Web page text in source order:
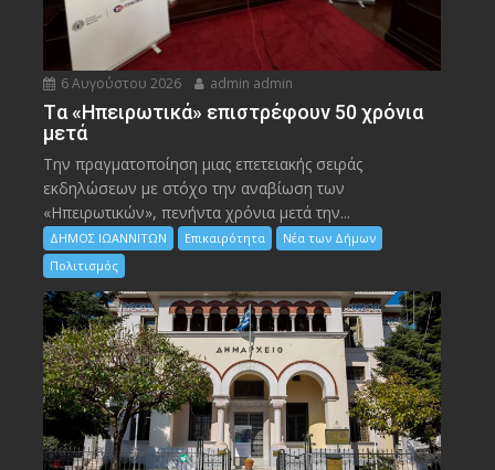
6 Αυγούστου 2026 admin admin
Tα «Ηπειρωτικά» επιστρέφουν 50 χρόνια
μετά
Την πραγματοποίηση μιας επετειακής σειράς
εκδηλώσεων με στόχο την αναβίωση των
«Ηπειρωτικών», πενήντα χρόνια μετά την...
ΔΗΜΟΣ ΙΩΑΝΝΙΤΩΝ Επικαιρότητα
Νέα των Δήμων
Πολιτισμός